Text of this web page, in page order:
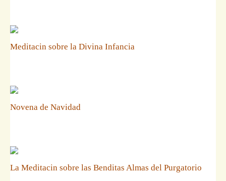
Meditacin sobre la Divina Infancia
Novena de Navidad
La Meditacin sobre las Benditas Almas del Purgatorio